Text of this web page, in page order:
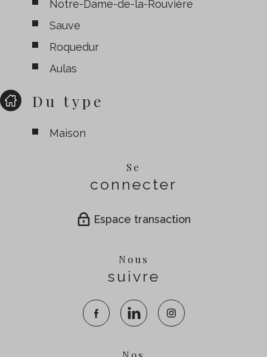
Notre-Dame-de-la-Rouvière
Sauve
Roquedur
Aulas
Du type
Maison
Se
connecter
Espace transaction
Nous
suivre